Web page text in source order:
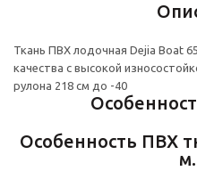
Ткань ПВХ лодочная Dejia Boat
качества с высокой
рулона 218 см до -40
Особенность ПВХ